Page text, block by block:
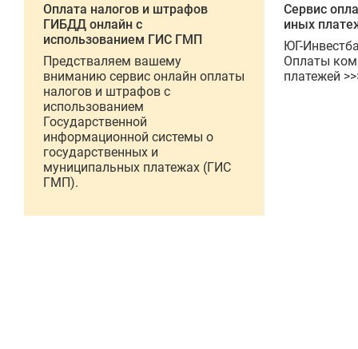
Оплата налогов и штрафов
ГИБДД онлайн с
использованием ГИС ГМП
Предстваляем вашему
вниманию сервис онлайн оплаты
налогов и штрафов с
использованием
Государственной
информационной системы о
государственных и
муниципальных платежах (ГИС
ГМП).
Сервис
иных
ЮГ-
Оплаты
платежей